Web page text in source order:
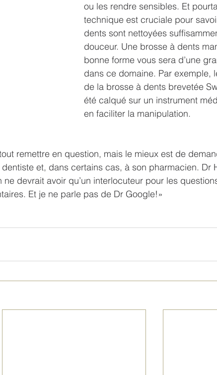
ou les rendre sensibles. Et
technique est cruciale pour
dents sont nettoyées
douceur. Une brosse à dents
bonne forme vous sera d’une
dans ce domaine. Par exemple,
de la brosse à dents brevetée
été calqué sur un instrument
en faciliter la manipulation.
remettre en question, mais le mieux est de
et, dans certains cas, à son pharmacien. Dr
devrait avoir qu’un interlocuteur pour les
Et je ne parle pas de Dr Google!»